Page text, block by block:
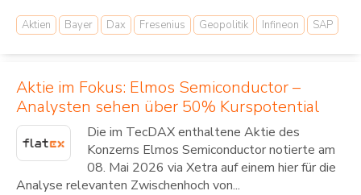
Aktien Bayer Dax Fresenius Geopolitik Infineon SAP
Aktie im Fokus: Elmos Semiconductor –
Analysten sehen über 50% Kurspotential
Die im TecDAX enthaltene Aktie des
Konzerns Elmos Semiconductor notierte am
08. Mai 2026 via Xetra auf einem hier für die
Analyse relevanten Zwischenhoch von...